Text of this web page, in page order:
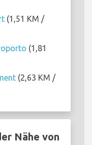
(1,51 KM /
(1,81
(2,63 KM /
Nähe von